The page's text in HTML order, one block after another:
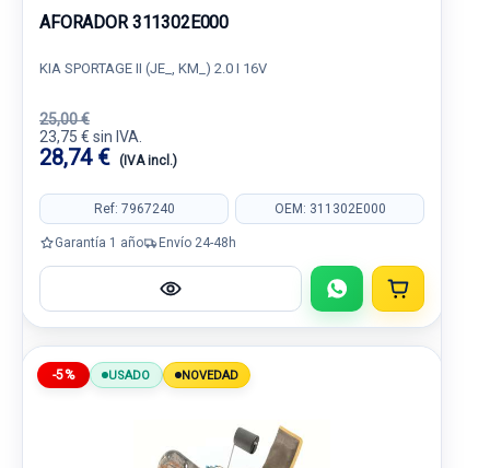
AFORADOR 311302E000
KIA SPORTAGE II (JE_, KM_) 2.0 I 16V
25,00 €
23,75 € sin IVA.
28,74 € (IVA incl.)
Ref: 7967240 OEM: 311302E000
Garantía 1 año Envío 24-48h
-5% USADO NOVEDAD